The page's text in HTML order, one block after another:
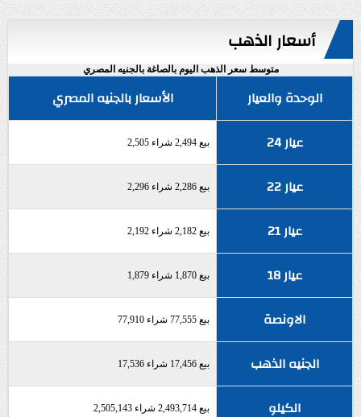
أسعار الذهب
متوسط سعر الذهب اليوم بالصاغة بالجنيه المصري
الوحدة والعيار
الأسعار بالجنيه المصري
عيار 24
بيع 2,494 شراء 2,505
عيار 22 بيع 2,286 شراء 2,296
عيار 21 بيع 2,182 شراء 2,192
عيار 18 بيع 1,870 شراء 1,879
الاونصة بيع 77,555 شراء 77,910
الجنيه الذهب بيع 17,456 شراء 17,536
الكيلو بيع 2,493,714 شراء 2,505,143